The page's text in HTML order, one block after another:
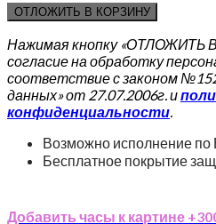
ОТЛОЖИТЬ В КОРЗИНУ
Нажимая кнопку «ОТЛОЖИТЬ
согласие на обработку
соответствие с законом
данных» от 27.07.2006г. и
конфиденциальности.
Возможно исполнение
Бесплатное покрытие
Добавить часы к картине